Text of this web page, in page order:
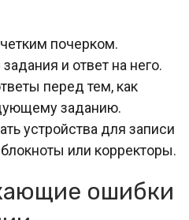
почерком.
и ответ на него.
перед тем, как
заданию.
устройства для записи
блокноты или корректоры.
ошибки